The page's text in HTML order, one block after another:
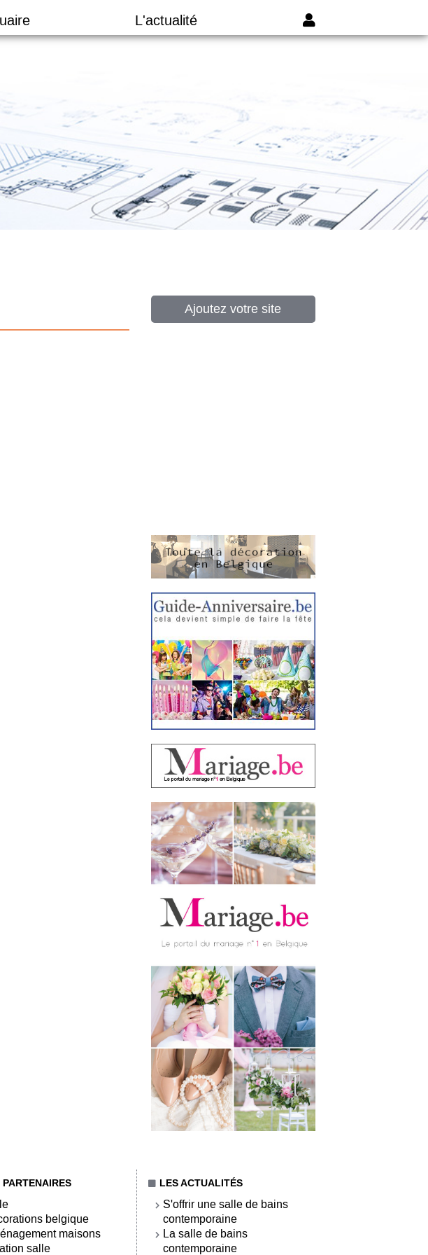
L'actualité
Ajoutez votre site
PARTENAIRES
belgique
maisons
salle
LES ACTUALITÉS
S'offrir une salle de bains
contemporaine
La salle de bains
contemporaine